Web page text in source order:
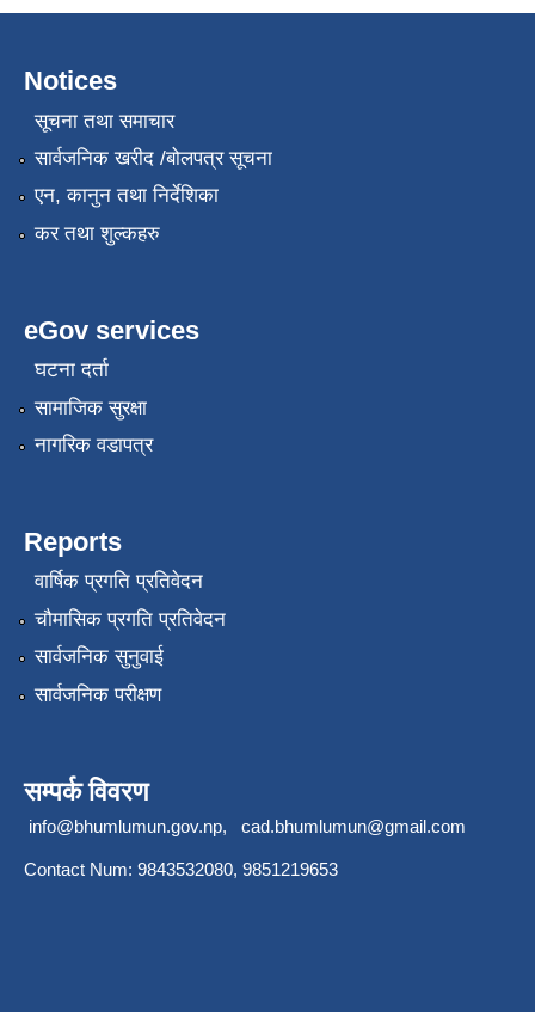
Notices
सूचना तथा समाचार
सार्वजनिक खरीद /बोलपत्र सूचना
एन, कानुन तथा निर्देशिका
कर तथा शुल्कहरु
eGov services
घटना दर्ता
सामाजिक सुरक्षा
नागरिक वडापत्र
Reports
वार्षिक प्रगति प्रतिवेदन
चौमासिक प्रगति प्रतिवेदन
सार्वजनिक सुनुवाई
सार्वजनिक परीक्षण
सम्पर्क विवरण
info@bhumlumun.gov.np, cad.bhumlumun@gmail.com
Contact Num: 9843532080, 9851219653